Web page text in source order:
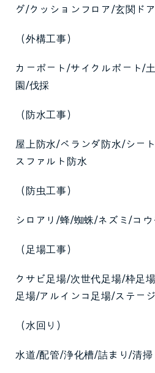
グ/クッションフロア/玄関ドア
（外構工事）
カーポート/サイクルポート/
園/伐採
（防水工事）
屋上防水/ベランダ防水/シー
スファルト防水
（防虫工事）
シロアリ/蜂/蜘蛛/ネズミ/コ
（足場工事）
クサビ足場/次世代足場/枠足
足場/アルインコ足場/ステー
（水回り）
水道/配管/浄化槽/詰まり/清掃